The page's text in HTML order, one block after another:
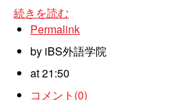
続きを読む
Permalink
by iBS外語学院
at 21:50
コメント(0)